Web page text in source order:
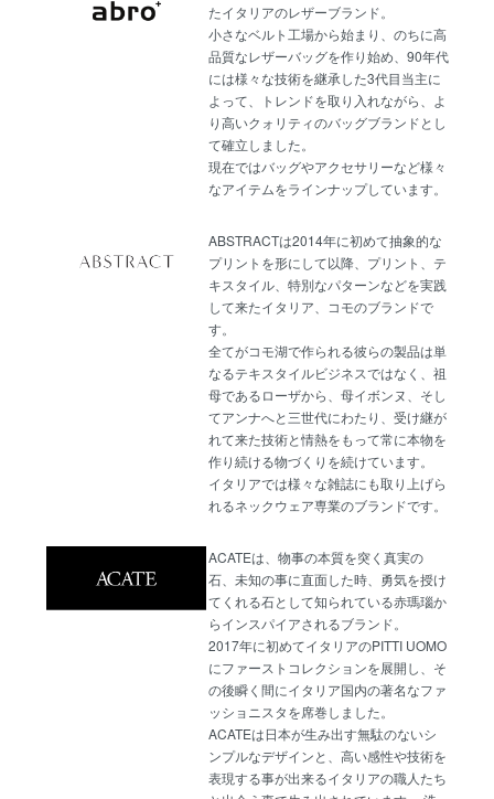
たイタリアのレザーブランド。
小さなベルト工場から始まり、のちに高
品質なレザーバッグを作り始め、90年代
には様々な技術を継承した3代目当主に
よって、トレンドを取り入れながら、よ
り高いクォリティのバッグブランドとし
て確立しました。
現在ではバッグやアクセサリーなど様々
なアイテムをラインナップしています。
ABSTRACTは2014年に初めて抽象的な
プリントを形にして以降、プリント、テ
キスタイル、特別なパターンなどを実践
して来たイタリア、コモのブランドで
す。
全てがコモ湖で作られる彼らの製品は単
なるテキスタイルビジネスではなく、祖
母であるローザから、母イボンヌ、そし
てアンナへと三世代にわたり、受け継が
れて来た技術と情熱をもって常に本物を
作り続ける物づくりを続けています。
イタリアでは様々な雑誌にも取り上げら
れるネックウェア専業のブランドです。
ACATEは、物事の本質を突く真実の
石、未知の事に直面した時、勇気を授け
てくれる石として知られている赤瑪瑙か
らインスパイアされるブランド。
2017年に初めてイタリアのPITTI UOMO
にファーストコレクションを展開し、そ
の後瞬く間にイタリア国内の著名なファ
ッショニスタを席巻しました。
ACATEは日本が生み出す無駄のないシ
ンプルなデザインと、高い感性や技術を
表現する事が出来るイタリアの職人たち